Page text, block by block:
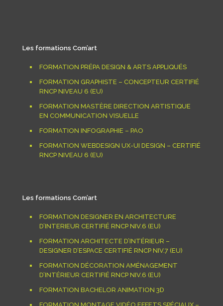
Les formations Com’art
FORMATION PRÉPA DESIGN & ARTS APPLIQUÉS
FORMATION GRAPHISTE – CONCEPTEUR CERTIFIÉ
RNCP NIVEAU 6 (EU)
FORMATION MASTÈRE DIRECTION ARTISTIQUE
EN COMMUNICATION VISUELLE
FORMATION INFOGRAPHIE – PAO
FORMATION WEBDESIGN UX-UI DESIGN – CERTIFIÉ
RNCP NIVEAU 6 (EU)
Les formations Com’art
FORMATION DESIGNER EN ARCHITECTURE
D’INTERIEUR CERTIFIÉ RNCP NIV.6 (EU)
FORMATION ARCHITECTE D’INTÉRIEUR –
DESIGNER D’ESPACE CERTIFIÉ RNCP NIV.7 (EU)
FORMATION DÉCORATION AMÉNAGEMENT
D’INTÉRIEUR CERTIFIÉ RNCP NIV.6 (EU)
FORMATION BACHELOR ANIMATION 3D